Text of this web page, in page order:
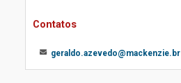
Contatos
geraldo.azevedo@mackenzie.br